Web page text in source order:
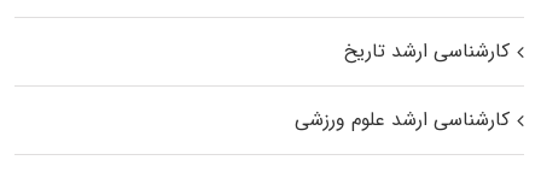
کارشناسی ارشد تاریخ
کارشناسی ارشد علوم ورزشی